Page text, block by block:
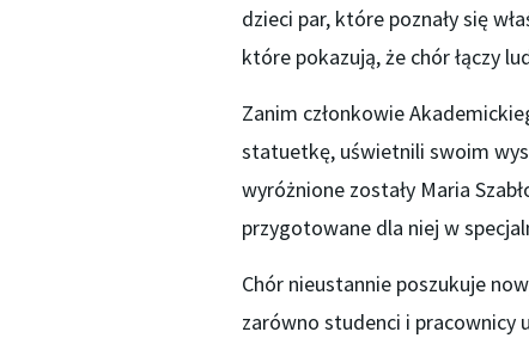
dzieci par, które poznały się
które pokazują, że chór łączy
Zanim członkowie
statuetkę, uświetnili swoim
wyróżnione zostały Maria
przygotowane dla niej w
Chór nieustannie poszukuje
zarówno studenci i pracownicy